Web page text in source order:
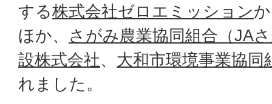
する株式会社ゼロエミッション
ほか、 さがみ農業協同組合（JA
設株式会社、 大和市環境事業協同
れました。